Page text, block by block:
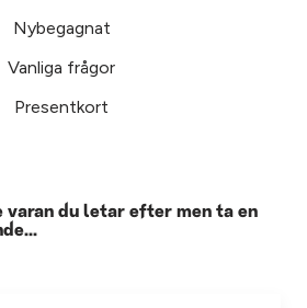
Nybegagnat
Vanliga frågor
Presentkort
du letar efter men ta en